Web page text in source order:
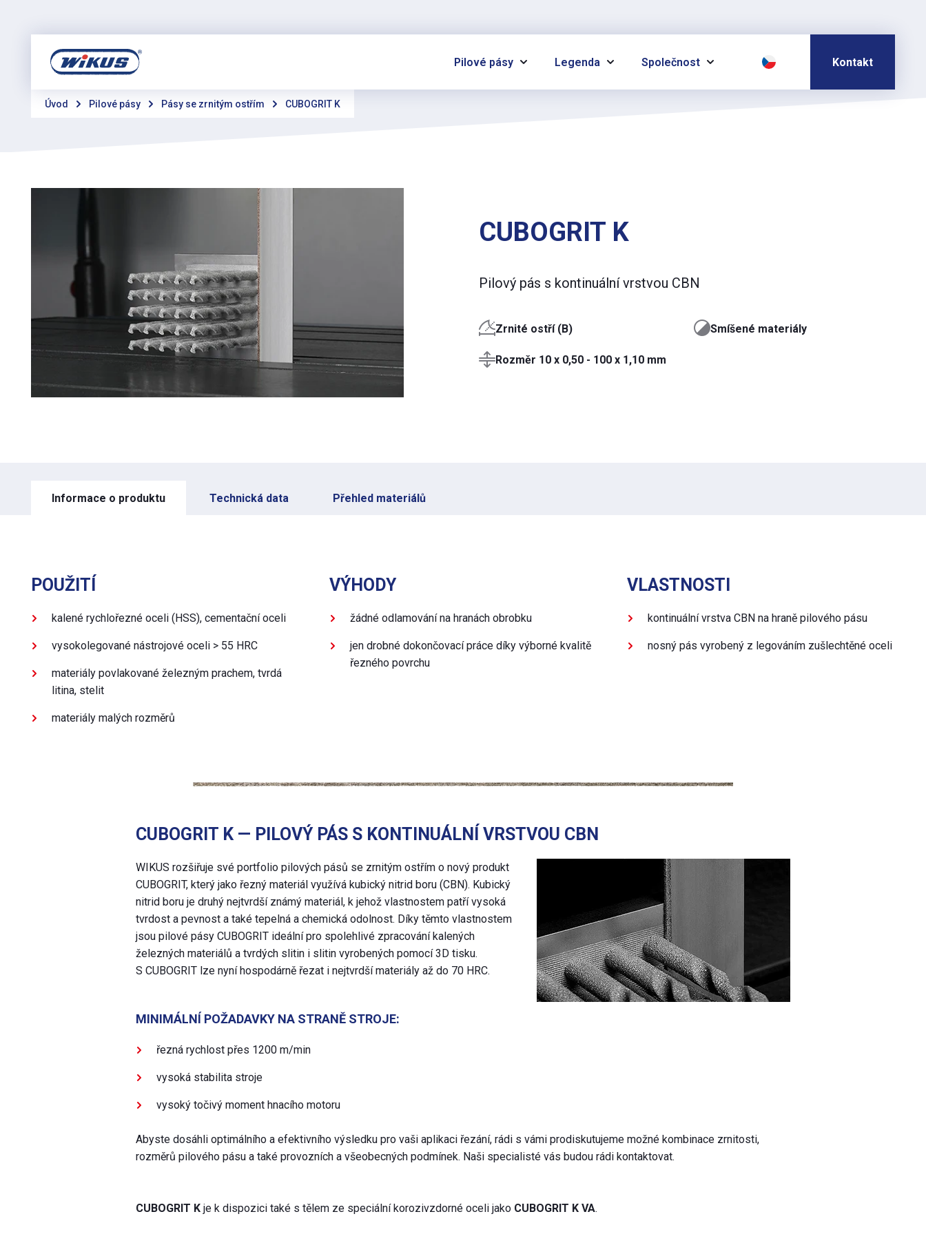
Pilové pásy Legenda Společnost Kontakt
Úvod Pilové pásy Pásy se zrnitým ostřím CUBOGRIT K
CUBOGRIT K
Pilový pás s kontinuální vrstvou CBN
Zrnité ostří (B) Smíšené materiály
Rozměr 10 x 0,50 - 100 x 1,10 mm
Informace o produktu Technická data Přehled materiálů
POUŽITÍ
kalené rychlořezné oceli (HSS), cementační oceli
vysokolegované nástrojové oceli > 55 HRC
materiály povlakované železným prachem, tvrdá
litina, stelit
materiály malých rozměrů
VÝHODY
žádné odlamování na hranách obrobku
jen drobné dokončovací práce díky výborné kvalitě
řezného povrchu
VLASTNOSTI
kontinuální vrstva CBN na hraně pilového pásu
nosný pás vyrobený z legováním zušlechtěné oceli
CUBOGRIT K — PILOVÝ PÁS S KONTINUÁLNÍ VRSTVOU CBN
WIKUS rozšiřuje své portfolio pilových pásů se zrnitým ostřím o nový produkt
CUBOGRIT, který jako řezný materiál využívá kubický nitrid boru (CBN). Kubický
nitrid boru je druhý nejtvrdší známý materiál, k jehož vlastnostem patří vysoká
tvrdost a pevnost a také tepelná a chemická odolnost. Díky těmto vlastnostem
jsou pilové pásy CUBOGRIT ideální pro spolehlivé zpracování kalených
železných materiálů a tvrdých slitin i slitin vyrobených pomocí 3D tisku.
S CUBOGRIT lze nyní hospodárně řezat i nejtvrdší materiály až do 70 HRC.
MINIMÁLNÍ POŽADAVKY NA STRANĚ STROJE:
řezná rychlost přes 1200 m/min
vysoká stabilita stroje
vysoký točivý moment hnacího motoru
Abyste dosáhli optimálního a efektivního výsledku pro vaši aplikaci řezání, rádi s vámi prodiskutujeme možné kombinace zrnitosti,
rozměrů pilového pásu a také provozních a všeobecných podmínek. Naši specialisté vás budou rádi kontaktovat.
CUBOGRIT K je k dispozici také s tělem ze speciální korozivzdorné oceli jako CUBOGRIT K VA.